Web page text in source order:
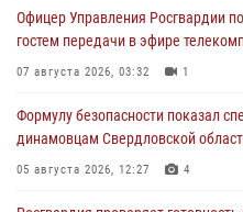
Офицер Управления Росгвардии
гостем передачи в эфире
07 августа 2026, 03:32 1
Формулу безопасности показал
динамовцам Свердловской
05 августа 2026, 12:27 4